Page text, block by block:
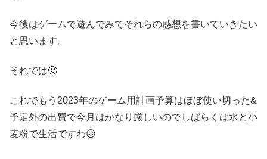
今後はゲームで遊んでみてそれらの感想を書いていきたい
と思います。
それでは🙂
これでもう2023年のゲーム用計画予算はほぼ使い切った&
予定外の出費で今月はかなり厳しいのでしばらくは水と小
麦粉で生活ですわ😖